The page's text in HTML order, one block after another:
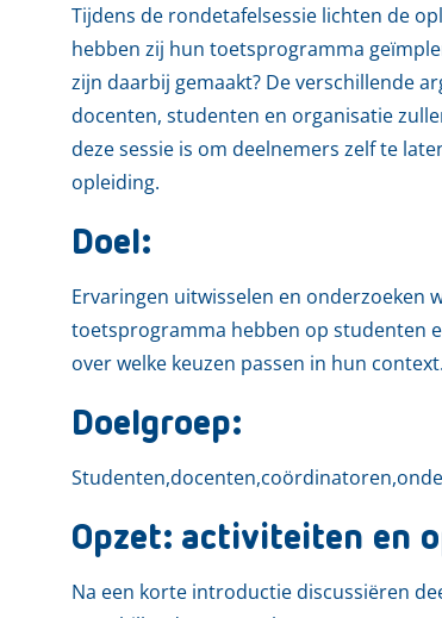
Tijdens de rondetafelsessie lichten de
hebben zij hun toetsprogramma
zijn daarbij gemaakt? De verschillende
docenten, studenten en organisatie
deze sessie is om deelnemers zelf te
opleiding.
Doel:
Ervaringen uitwisselen en onderzoeken
toetsprogramma hebben op studenten
over welke keuzen passen in hun context.
Doelgroep:
Opzet: activiteiten en
Na een korte introductie discussiëren